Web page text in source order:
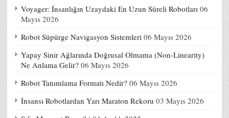
Voyager: İnsanlığın Uzaydaki En Uzun Süreli Robotları 06
Mayıs 2026
Robot Süpürge Navigasyon Sistemleri 06 Mayıs 2026
Yapay Sinir Ağlarında Doğrusal Olmama (Non-Linearity)
Ne Anlama Gelir? 06 Mayıs 2026
Robot Tanımlama Formatı Nedir? 06 Mayıs 2026
İnsansı Robotlardan Yarı Maraton Rekoru 03 Mayıs 2026